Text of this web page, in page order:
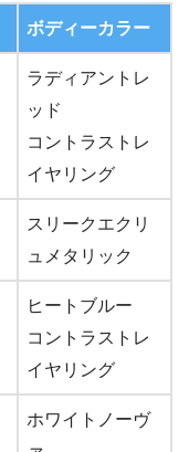
ボディーカラー
ラディアントレ
ッド
コントラストレ
イヤリング
スリークエクリ
ュメタリック
ヒートブルー
コントラストレ
イヤリング
ホワイトノーヴ